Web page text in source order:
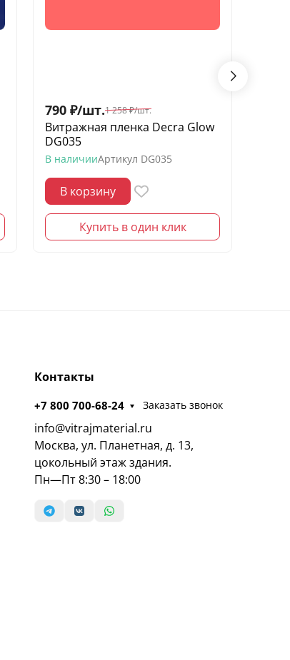
790 ₽/шт.1 258 ₽/шт.
Витражная пленка Decra Glow
DG035
В наличииАртикул DG035
В корзину
Купить в один клик
Контакты
+7 800 700-68-24 Заказать звонок
info@vitrajmaterial.ru
Москва, ул. Планетная, д. 13,
цокольный этаж здания.
Пн—Пт 8:30 – 18:00